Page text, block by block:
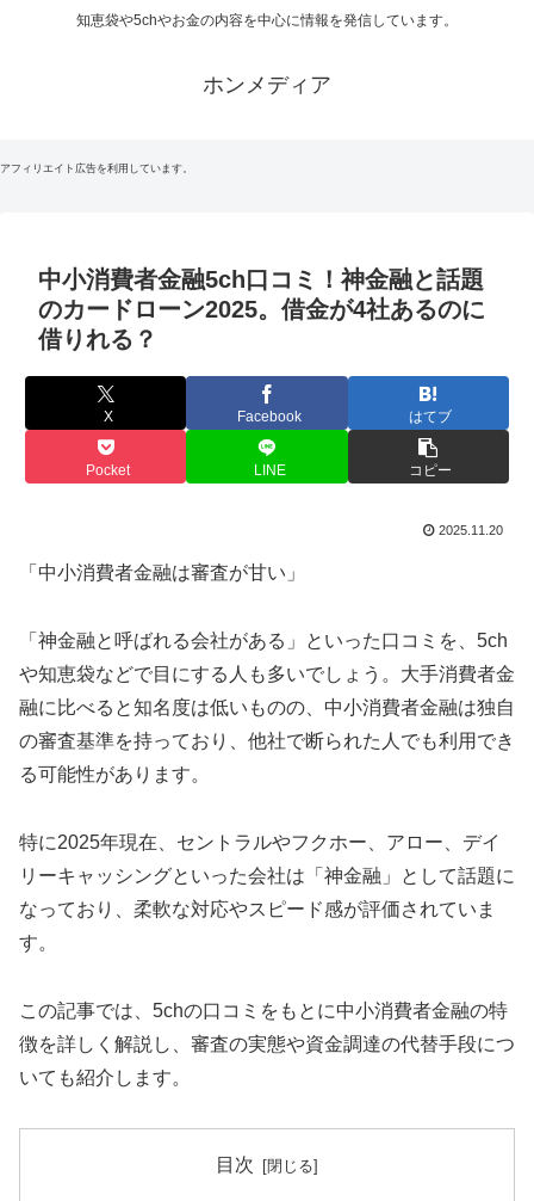
知恵袋や5chやお金の内容を中心に情報を発信しています。
ホンメディア
アフィリエイト広告を利用しています。
中小消費者金融5ch口コミ！神金融と話題
のカードローン2025。借金が4社あるのに
借りれる？
X Facebook はてブ
Pocket LINE コピー
2025.11.20
「中小消費者金融は審査が甘い」
「神金融と呼ばれる会社がある」といった口コミを、5ch
や知恵袋などで目にする人も多いでしょう。大手消費者金
融に比べると知名度は低いものの、中小消費者金融は独自
の審査基準を持っており、他社で断られた人でも利用でき
る可能性があります。
特に2025年現在、セントラルやフクホー、アロー、デイ
リーキャッシングといった会社は「神金融」として話題に
なっており、柔軟な対応やスピード感が評価されていま
す。
この記事では、5chの口コミをもとに中小消費者金融の特
徴を詳しく解説し、審査の実態や資金調達の代替手段につ
いても紹介します。
目次